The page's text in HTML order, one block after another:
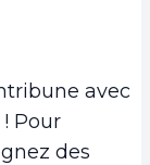
avec
Pour
des